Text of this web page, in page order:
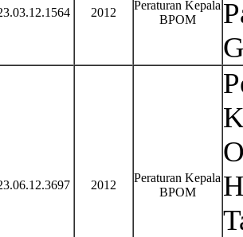
2012
Peraturan Kepala
BPOM
2012
Peraturan Kepala
BPOM